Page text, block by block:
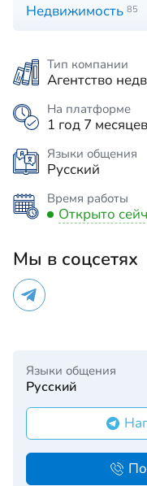
Недвижимость 85
Тип компании
Агентство
На платформе
1 год 7 месяцев
Языки общения
Русский
Время работы
Открыто
Мы в соцсетях
Языки общения
Русский